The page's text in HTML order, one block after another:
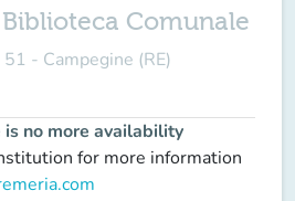
Comunale
- Campegine (RE)
no more availability
for more information